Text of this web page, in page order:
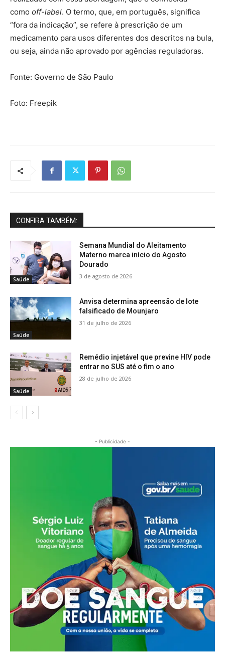
como off-label. O termo, que, em português, significa
“fora da indicação”, se refere à prescrição de um
medicamento para usos diferentes dos descritos na bula,
ou seja, ainda não aprovado por agências reguladoras.
Fonte: Governo de São Paulo
Foto: Freepik
CONFIRA TAMBÉM:
Saúde
Semana Mundial do Aleitamento
Materno marca início do Agosto
Dourado
3 de agosto de 2026
Saúde
Anvisa determina apreensão de lote
falsificado de Mounjaro
31 de julho de 2026
Saúde
Remédio injetável que previne HIV pode
entrar no SUS até o fim o ano
28 de julho de 2026
- Publicidade -